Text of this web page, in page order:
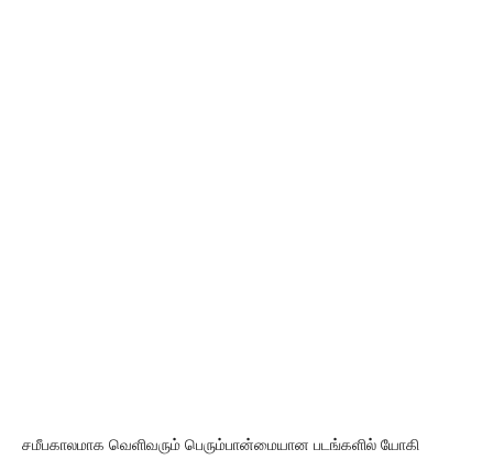
சமீபகாலமாக வெளிவரும் பெரும்பான்மையான படங்களில் யோகி